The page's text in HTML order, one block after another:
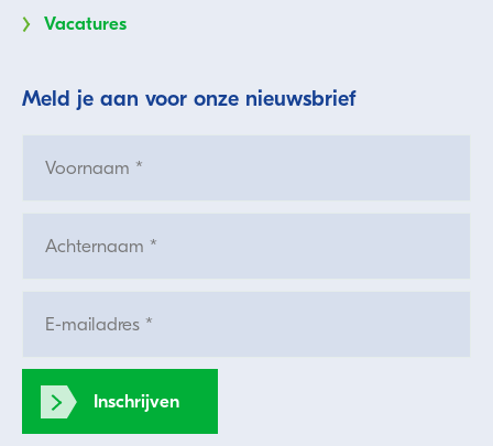
Vacatures
Meld je aan voor onze nieuwsbrief
Inschrijven